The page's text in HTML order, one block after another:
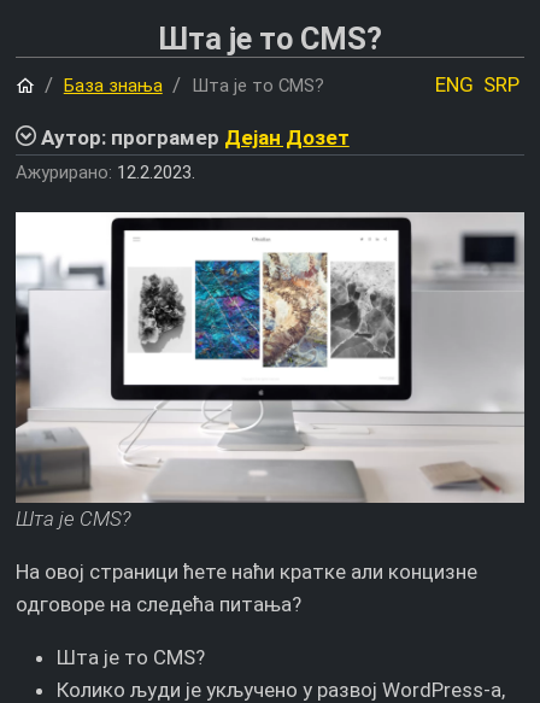
Шта је то CMS?
Почетна
База знања Шта је то CMS? ENG SRP
Аутор: програмер Дејан Дозет
Ажурирано: 12.2.2023.
Шта је CMS?
На овој страници ћете наћи кратке али концизне
одговоре на следећа питања?
Шта је то CMS?
Колико људи је укључено у развој WordPress-а,